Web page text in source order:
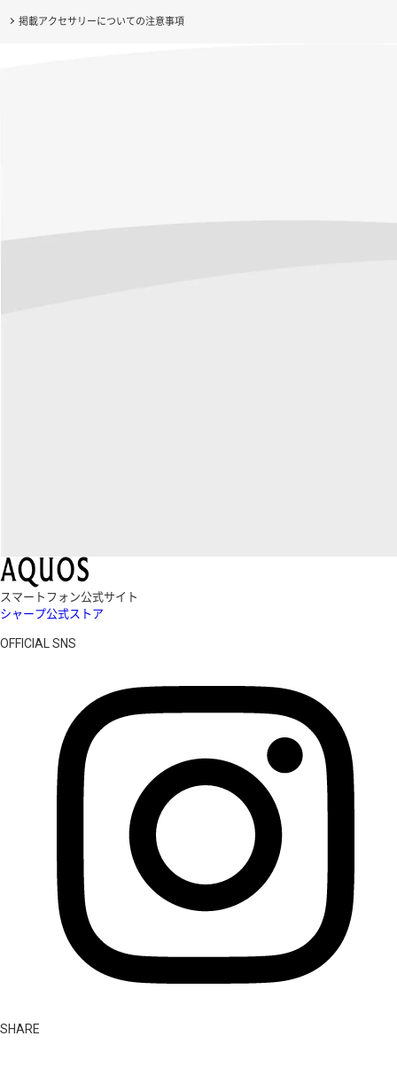
掲載アクセサリーについての注意事項
スマートフォン公式サイト
シャープ公式ストア
OFFICIAL SNS
SHARE